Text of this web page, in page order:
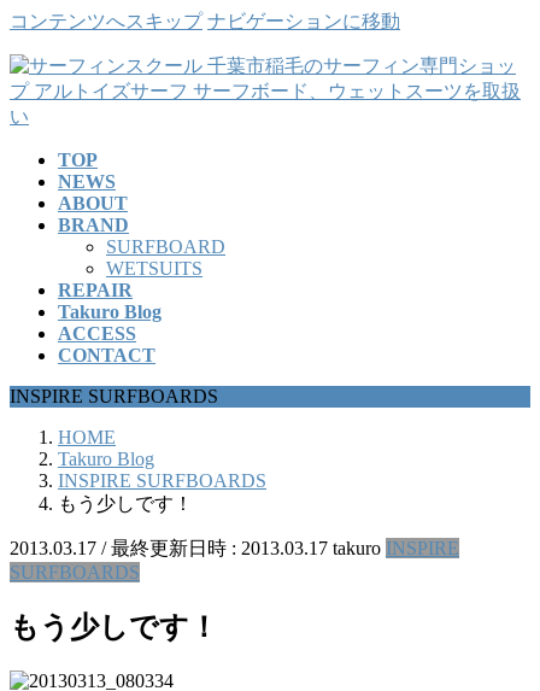
コンテンツへスキップ ナビゲーションに移動
TOP
NEWS
ABOUT
BRAND
SURFBOARD
WETSUITS
REPAIR
Takuro Blog
ACCESS
CONTACT
INSPIRE SURFBOARDS
HOME
Takuro Blog
INSPIRE SURFBOARDS
もう少しです！
2013.03.17 / 最終更新日時 : 2013.03.17 takuro INSPIRE
SURFBOARDS
もう少しです！